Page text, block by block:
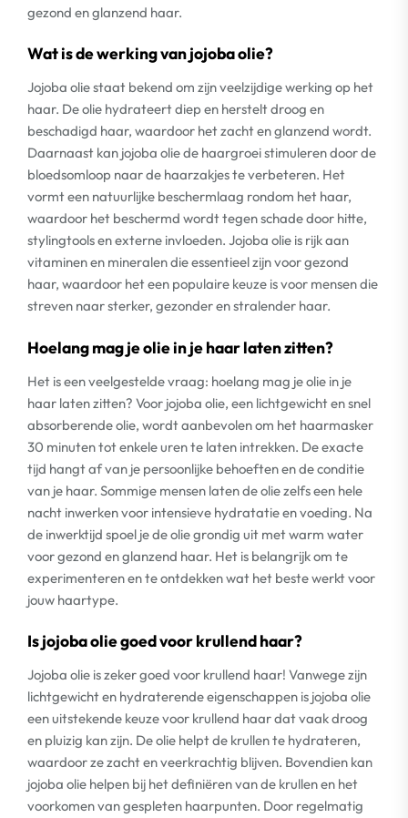
gezond en glanzend haar.
Wat is de werking van jojoba olie?
Jojoba olie staat bekend om zijn veelzijdige werking op het
haar. De olie hydrateert diep en herstelt droog en
beschadigd haar, waardoor het zacht en glanzend wordt.
Daarnaast kan jojoba olie de haargroei stimuleren door de
bloedsomloop naar de haarzakjes te verbeteren. Het
vormt een natuurlijke beschermlaag rondom het haar,
waardoor het beschermd wordt tegen schade door hitte,
stylingtools en externe invloeden. Jojoba olie is rijk aan
vitaminen en mineralen die essentieel zijn voor gezond
haar, waardoor het een populaire keuze is voor mensen die
streven naar sterker, gezonder en stralender haar.
Hoelang mag je olie in je haar laten zitten?
Het is een veelgestelde vraag: hoelang mag je olie in je
haar laten zitten? Voor jojoba olie, een lichtgewicht en snel
absorberende olie, wordt aanbevolen om het haarmasker
30 minuten tot enkele uren te laten intrekken. De exacte
tijd hangt af van je persoonlijke behoeften en de conditie
van je haar. Sommige mensen laten de olie zelfs een hele
nacht inwerken voor intensieve hydratatie en voeding. Na
de inwerktijd spoel je de olie grondig uit met warm water
voor gezond en glanzend haar. Het is belangrijk om te
experimenteren en te ontdekken wat het beste werkt voor
jouw haartype.
Is jojoba olie goed voor krullend haar?
Jojoba olie is zeker goed voor krullend haar! Vanwege zijn
lichtgewicht en hydraterende eigenschappen is jojoba olie
een uitstekende keuze voor krullend haar dat vaak droog
en pluizig kan zijn. De olie helpt de krullen te hydrateren,
waardoor ze zacht en veerkrachtig blijven. Bovendien kan
jojoba olie helpen bij het definiëren van de krullen en het
voorkomen van gespleten haarpunten. Door regelmatig